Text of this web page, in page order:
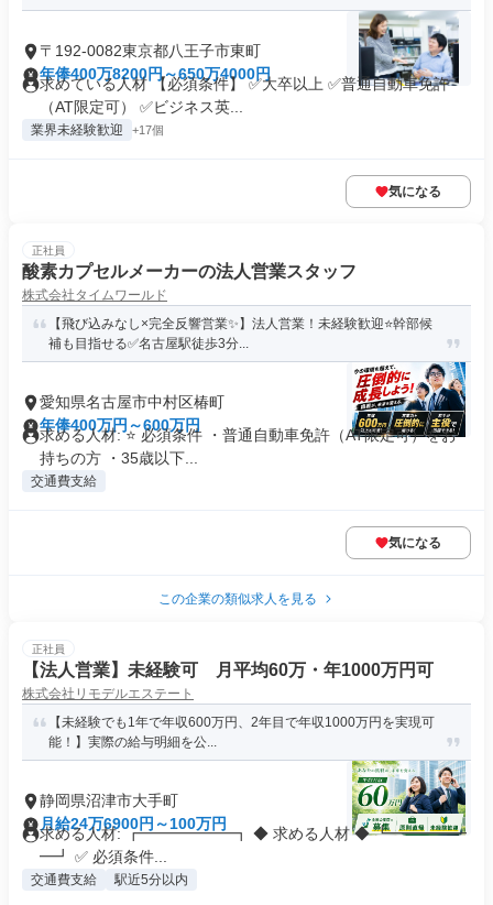
〒192-0082東京都八王子市東町
年俸400万8200円～650万4000円
求めている人材 【必須条件】 ✅大卒以上 ✅普通自動車免許
（AT限定可） ✅ビジネス英...
業界未経験歓迎 +17個
気になる
正社員
酸素カプセルメーカーの法人営業スタッフ
株式会社タイムワールド
【飛び込みなし×完全反響営業✨】法人営業！未経験歓迎⭐幹部候
補も目指せる✅名古屋駅徒歩3分...
愛知県名古屋市中村区椿町
年俸400万円～600万円
求める人材: ⭐ 必須条件 ・普通自動車免許（AT限定可）をお
持ちの方 ・35歳以下...
交通費支給
気になる
この企業の類似求人を見る
正社員
【法人営業】未経験可 月平均60万・年1000万円可
株式会社リモデルエステート
【未経験でも1年で年収600万円、2年目で年収1000万円を実現可
能！】実際の給与明細を公...
静岡県沼津市大手町
月給24万6900円～100万円
求める人材: ┏━━━━━━┓ ◆ 求める人材 ◆ ┗━━━━━
━┛ ✅ 必須条件...
交通費支給 駅近5分以内